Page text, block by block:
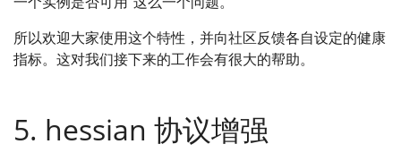
所以欢迎大家使用这个特性，并向社区反馈各自设定的健康
指标。这对我们接下来的工作会有很大的帮助。
5. hessian 协议增强